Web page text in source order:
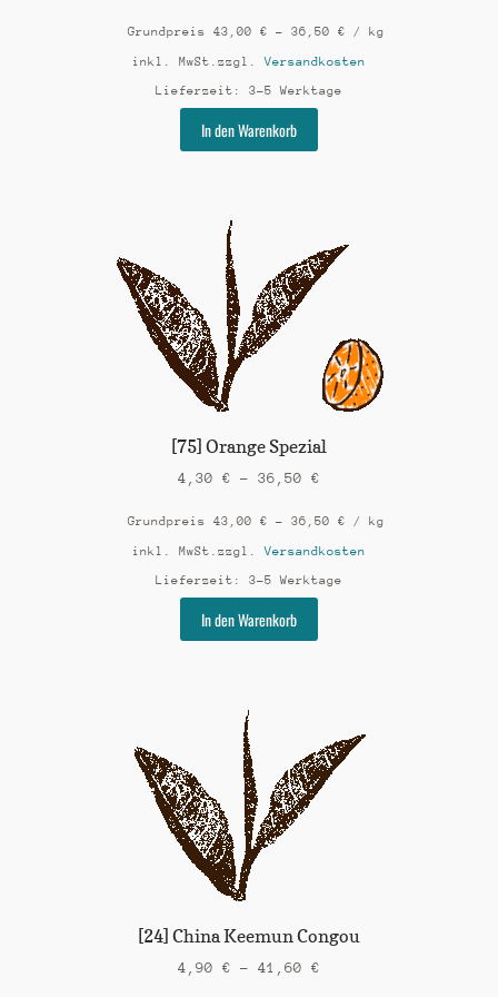
Grundpreis 43,00 € – 36,50 € / kg
inkl. MwSt. zzgl.Versandkosten
Lieferzeit: 3-5 Werktage
In den Warenkorb
auf.
Die
auf
der
Produktseite
gewählt
werden
[75] Orange Spezial
4,30 € – 36,50 €
Grundpreis 43,00 € – 36,50 € / kg
inkl. MwSt. zzgl.Versandkosten
Lieferzeit: 3-5 Werktage
In den Warenkorb
Die
Optionen
[24] China Keemun Congou
4,90 € – 41,60 €